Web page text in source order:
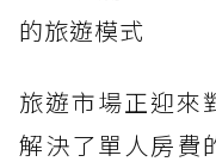
的旅遊模式
旅遊市場正迎來
解決了單人房費